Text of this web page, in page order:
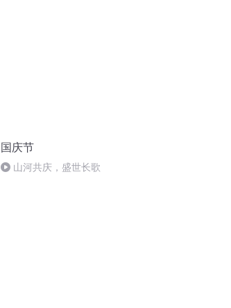
国庆节
山河共庆，盛世长歌